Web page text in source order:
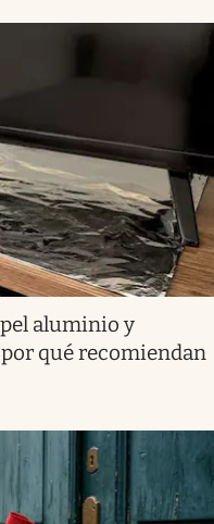
aluminio y
qué recomiendan